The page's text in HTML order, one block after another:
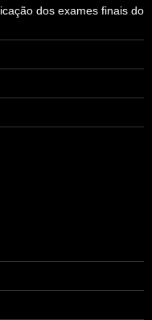
dos exames finais do